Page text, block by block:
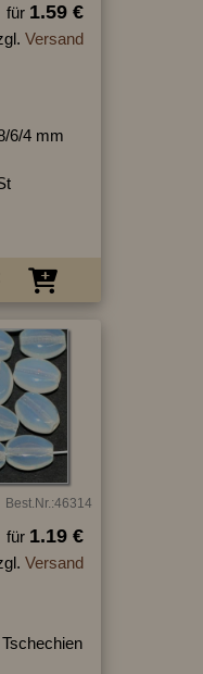
für 1.59 €
Versand
6/4 mm
Best.Nr.:46314
für 1.19 €
Versand